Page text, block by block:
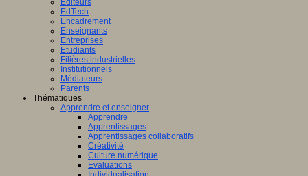
Editeurs
EdTech
Encadrement
Enseignants
Entreprises
Etudiants
Filières industrielles
Institutionnels
Médiateurs
Parents
Thématiques
Apprendre et enseigner
Apprendre
Apprentissages
Apprentissages collaboratifs
Créativité
Culture numérique
Evaluations